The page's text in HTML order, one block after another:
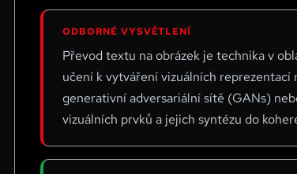
ODBORNÉ VYSVĚTLENÍ
Převod textu na obrázek je technika v
učení k vytváření vizuálních
generativní adversariální sítě (GANs)
vizuálních prvků a jejich syntézu do